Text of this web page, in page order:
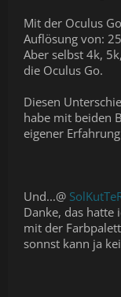
Mit der Oculus
Auflösung von:
Aber selbst 4k,
die Oculus Go.
Diesen
habe mit beiden
eigener
Und...@
Danke, das hatte
mit der
sonnst kann ja